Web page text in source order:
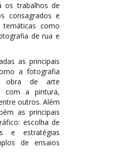
os trabalhos de
consagrados e
temáticas como
de rua e
as principais
a fotografia
obra de arte
com a pintura,
outros. Além
as principais
escolha de
e estratégias
de ensaios